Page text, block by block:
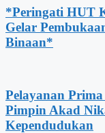
*Peringati HUT
Gelar
Binaan*
Pelayanan
Pimpin Akad
Kependudukan